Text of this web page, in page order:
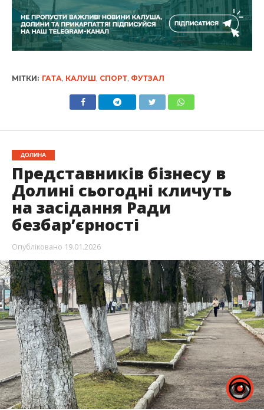
МІТКИ: ГАТА, КАЛУШ, СПОРТ, ФУТЗАЛ
ДОЛИНА
Представників бізнесу в
Долині сьогодні кличуть
на засідання Ради
безбар’єрності
Опубліковано 19.01.2026